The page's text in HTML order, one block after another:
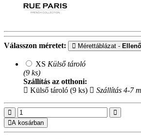
Válasszon méretet: Mérettáblázat -
XS Külső tároló
(9 ks)
Szállítás az otthoni:
Külső tároló (9 ks)
Szállítás 4-7
A kosárban